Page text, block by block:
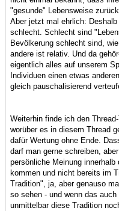
"gesunde" Lebensweise
Aber jetzt mal ehrlich:
schlecht. Schlecht sind
Bevölkerung schlecht sind,
andere ist relativ. Und da
eigentlich alles auf unserem
Individuen einen etwas
gleich pauschalisierend
Weiterhin finde ich den
worüber es in diesem Thread
dafür Wertung ohne Ende.
darf man gerne schreiben,
persönliche Meinung
kommen und nicht bereits im
Tradition", ja, aber genauso
so sehen - und wenn das
unmittelbar diese Tradition